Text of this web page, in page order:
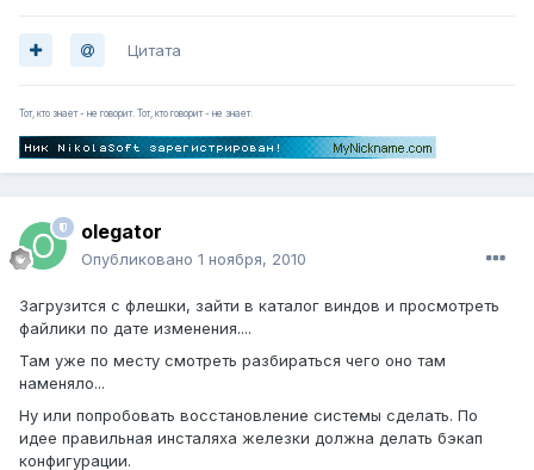
Цитата
Тот, кто знает - не говорит. Тот, кто говорит - не знает.
olegator
Опубликовано 1 ноября, 2010
Загрузится с флешки, зайти в каталог виндов и просмотреть
файлики по дате изменения....
Там уже по месту смотреть разбираться чего оно там
наменяло...
Ну или попробовать восстановление системы сделать. По
идее правильная инсталяха железки должна делать бэкап
конфигурации.